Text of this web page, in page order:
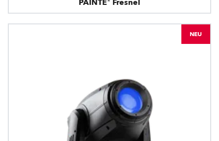
PAINTE® Fresnel
NEU